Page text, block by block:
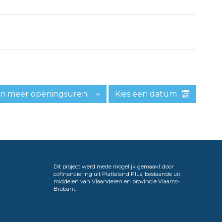
meer openingsuren Kies een datum
Dit project werd mede mogelijk gemaakt door
cofinanciering uit Platteland Plus, bestaande uit
middelen van Vlaanderen en provincie Vlaams-
Brabant.